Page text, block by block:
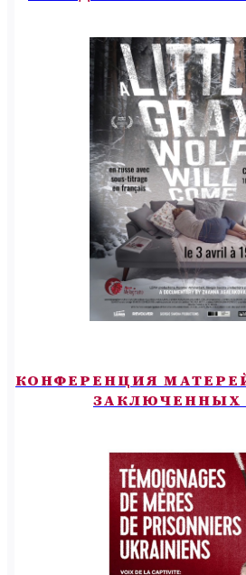
КОНФЕРЕНЦИЯ
ЗАКЛЮЧЕННЫХ